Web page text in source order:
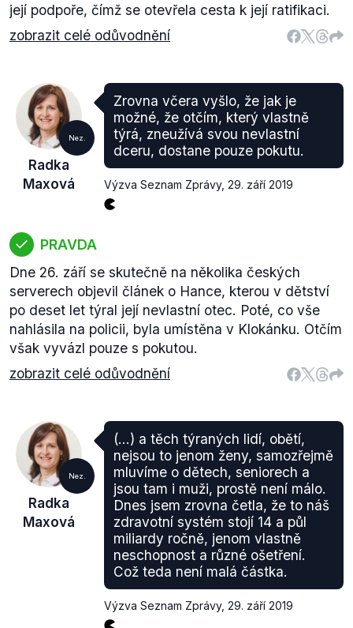
její podpoře, čímž se otevřela cesta k její ratifikaci.
zobrazit celé odůvodnění
Nez.
Radka
Maxová
Zrovna včera vyšlo, že jak je
možné, že otčím, který vlastně
týrá, zneužívá svou nevlastní
dceru, dostane pouze pokutu.
Výzva Seznam Zprávy, 29. září 2019
PRAVDA
Dne 26. září se skutečně na několika českých
serverech objevil článek o Hance, kterou v dětství
po deset let týral její nevlastní otec. Poté, co vše
nahlásila na policii, byla umístěna v Klokánku. Otčím
však vyvázl pouze s pokutou.
zobrazit celé odůvodnění
Nez.
Radka
Maxová
(...) a těch týraných lidí, obětí,
nejsou to jenom ženy, samozřejmě
mluvíme o dětech, seniorech a
jsou tam i muži, prostě není málo.
Dnes jsem zrovna četla, že to náš
zdravotní systém stojí 14 a půl
miliardy ročně, jenom vlastně
neschopnost a různé ošetření.
Což teda není malá částka.
Výzva Seznam Zprávy, 29. září 2019